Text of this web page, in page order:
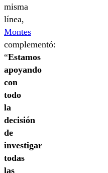
misma
línea,
Montes
complementó:
“Estamos
apoyando
con
todo
la
decisión
de
investigar
todas
las